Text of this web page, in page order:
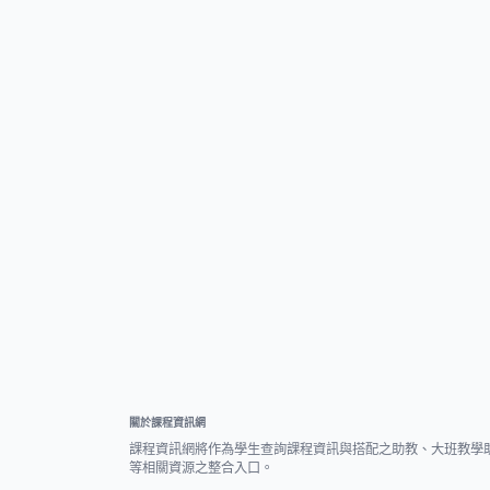
關於課程資訊網
課程資訊網將作為學生查詢課程資訊與搭配之助教、大班教學
等相關資源之整合入口。